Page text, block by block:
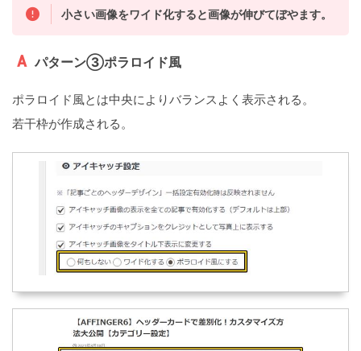
小さい画像をワイド化すると画像が伸びてぼやます。
パターン③ポラロイド風
ポラロイド風とは中央によりバランスよく表示される。
若干枠が作成される。